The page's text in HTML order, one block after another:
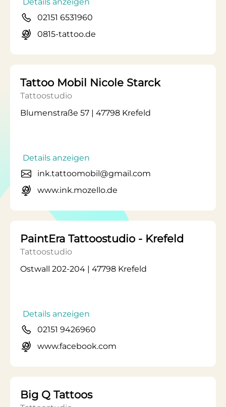
02151 6531960
0815-tattoo.de
Tattoo Mobil Nicole Starck
Tattoostudio
Blumenstraße 57 | 47798 Krefeld
Details anzeigen
ink.tattoomobil@gmail.com
www.ink.mozello.de
PaintEra Tattoostudio - Krefeld
Tattoostudio
Ostwall 202-204 | 47798 Krefeld
Details anzeigen
02151 9426960
www.facebook.com
Big Q Tattoos